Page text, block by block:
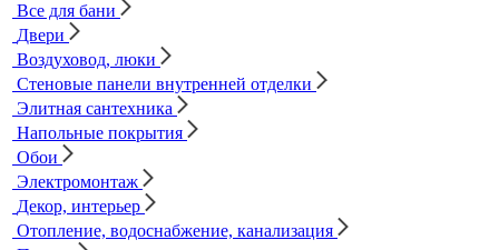
Все для бани
Двери
Воздуховод, люки
Стеновые панели внутренней отделки
Элитная сантехника
Напольные покрытия
Обои
Электромонтаж
Декор, интерьер
Отопление, водоснабжение, канализация